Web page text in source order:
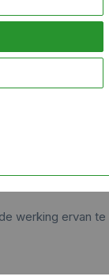
werking ervan